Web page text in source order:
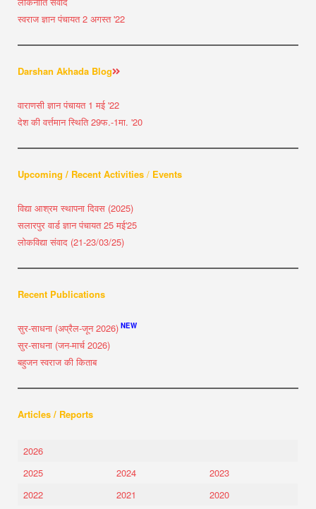
स्वराज ज्ञान पंचायत 2 अगस्त '22
Darshan Akhada Blog
वाराणसी ज्ञान पंचायत 1 मई '22
देश की वर्त्तमान स्थिति 29फ.-1मा. '20
Upcoming / Recent Activities / Events
विद्या आश्रम स्थापना दिवस (2025)
सलारपुर वार्ड ज्ञान पंचायत 25 मई'25
लोकविद्या संवाद (21-23/03/25)
Recent Publications
सुर-साधना (अप्रैल-जून 2026) NEW
सुर-साधना (जन-मार्च 2026)
बहुजन स्वराज की किताब
Articles / Reports
2026
2025
2024
2023
2022
2021
2020